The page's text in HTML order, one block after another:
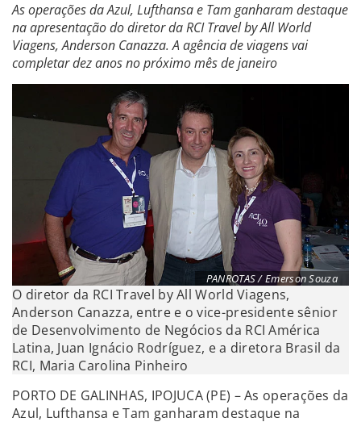
As operações da Azul, Lufthansa e Tam ganharam destaque
na apresentação do diretor da RCI Travel by All World
Viagens, Anderson Canazza. A agência de viagens vai
completar dez anos no próximo mês de janeiro
PANROTAS / Emerson Souza
O diretor da RCI Travel by All World Viagens,
Anderson Canazza, entre e o vice-presidente sênior
de Desenvolvimento de Negócios da RCI América
Latina, Juan Ignácio Rodríguez, e a diretora Brasil da
RCI, Maria Carolina Pinheiro
PORTO DE GALINHAS, IPOJUCA (PE) – As operações da
Azul, Lufthansa e Tam ganharam destaque na